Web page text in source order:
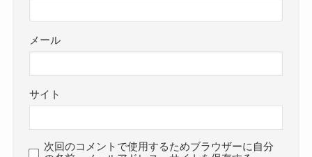
メール
サイト
次回のコメントで使用するためブラウザーに自分